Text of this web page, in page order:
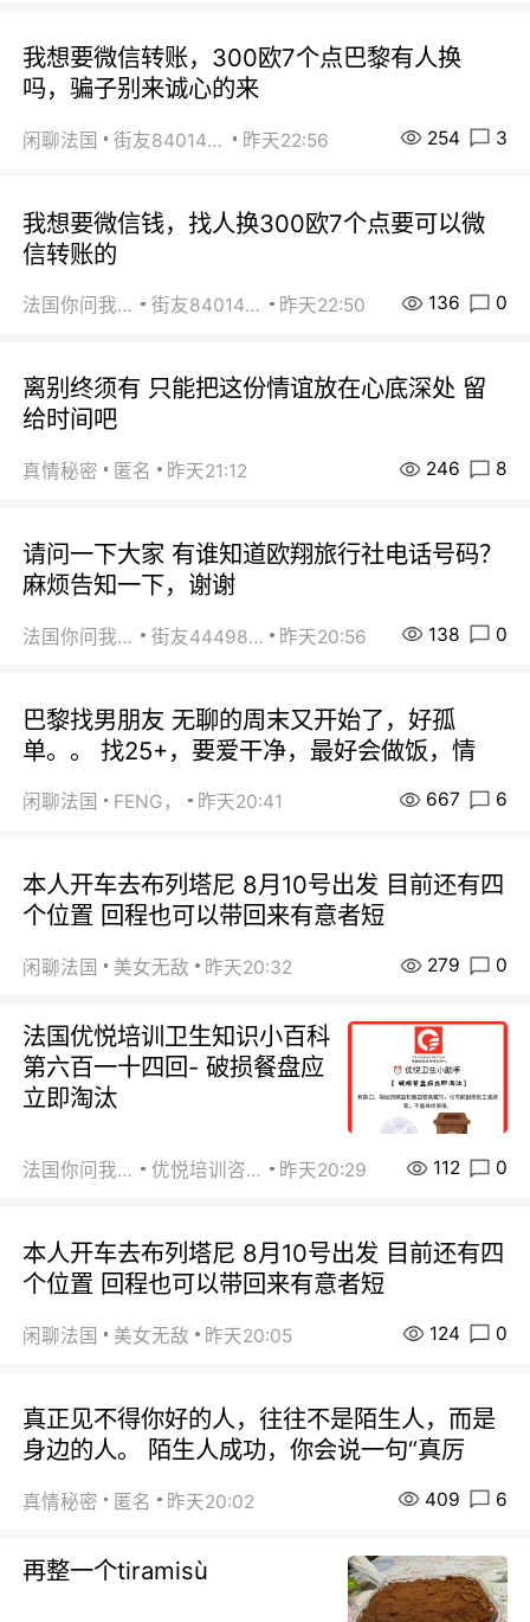
我想要微信转账，300欧7个点巴黎有人换
吗，骗子别来诚心的来
闲聊法国 街友84014588 昨天22:56 254 3
我想要微信钱，找人换300欧7个点要可以微
信转账的
法国你问我答 街友84014588 昨天22:50 136 0
离别终须有 只能把这份情谊放在心底深处 留
给时间吧
真情秘密 匿名 昨天21:12 246 8
请问一下大家 有谁知道欧翔旅行社电话号码？
麻烦告知一下，谢谢
法国你问我答 街友44498484 昨天20:56 138 0
巴黎找男朋友 无聊的周末又开始了，好孤
单。。 找25+，要爱干净，最好会做饭，情
闲聊法国 FENG， 昨天20:41 667 6
本人开车去布列塔尼 8月10号出发 目前还有四
个位置 回程也可以带回来有意者短
闲聊法国 美女无敌 昨天20:32 279 0
法国优悦培训卫生知识小百科
第六百一十四回- 破损餐盘应
立即淘汰
法国你问我答 优悦培训咨询 昨天20:29 112 0
本人开车去布列塔尼 8月10号出发 目前还有四
个位置 回程也可以带回来有意者短
闲聊法国 美女无敌 昨天20:05 124 0
真正见不得你好的人，往往不是陌生人，而是
身边的人。 陌生人成功，你会说一句“真厉
真情秘密 匿名 昨天20:02 409 6
再整一个tiramisù